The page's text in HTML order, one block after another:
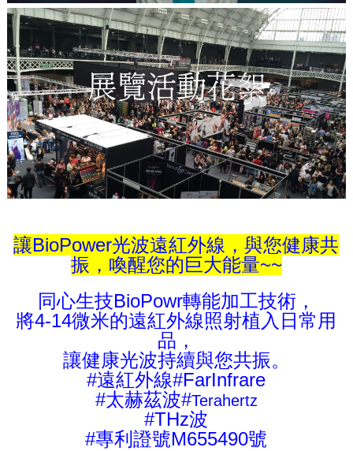
讓BioPower光波遠紅外線，與您健康共
振，喚醒您的巨大能量~~
同心生技BioPowr轉能加工技術，
將4-14微米的遠紅外線照射植入日常用
品，
讓健康光波持續與您共振。
#遠紅外線#FarInfrare
#太赫茲波#Terahertz
#THz波
#專利證號M655490號